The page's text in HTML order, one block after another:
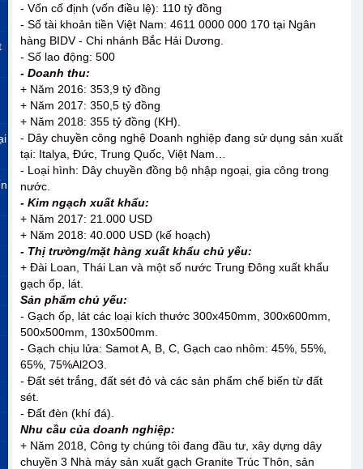
- Vốn cố định (vốn điều lệ): 110 tỷ đồng
- Số tài khoản tiền Việt Nam: 4611 0000 000 170 tại Ngân
hàng BIDV - Chi nhánh Bắc Hải Dương.
- Số lao động: 500
- Doanh thu:
+ Năm 2016: 353,9 tỷ đồng
+ Năm 2017: 350,5 tỷ đồng
+ Năm 2018: 355 tỷ đồng (KH).
- Dây chuyền công nghệ Doanh nghiệp đang sử dụng sản xuất
tại: Italya, Đức, Trung Quốc, Việt Nam…
- Loại hình: Dây chuyền đồng bộ nhập ngoại, gia công trong
nước.
- Kim ngạch xuất khẩu:
+ Năm 2017: 21.000 USD
+ Năm 2018: 40.000 USD (kế hoạch)
- Thị trường/mặt hàng xuất khẩu chủ yếu:
+ Đài Loan, Thái Lan và một số nước Trung Đông xuất khẩu
gạch ốp, lát.
Sản phẩm chủ yếu:
- Gạch ốp, lát các loại kích thước 300x450mm, 300x600mm,
500x500mm, 130x500mm.
- Gạch chịu lửa: Samot A, B, C, Gạch cao nhôm: 45%, 55%,
65%, 75%Al2O3.
- Đất sét trắng, đất sét đỏ và các sản phẩm chế biến từ đất
sét.
- Đất đèn (khí đá).
Nhu cầu của doanh nghiệp:
+ Năm 2018, Công ty chúng tôi đang đầu tư, xây dựng dây
chuyền 3 Nhà máy sản xuất gạch Granite Trúc Thôn, sản